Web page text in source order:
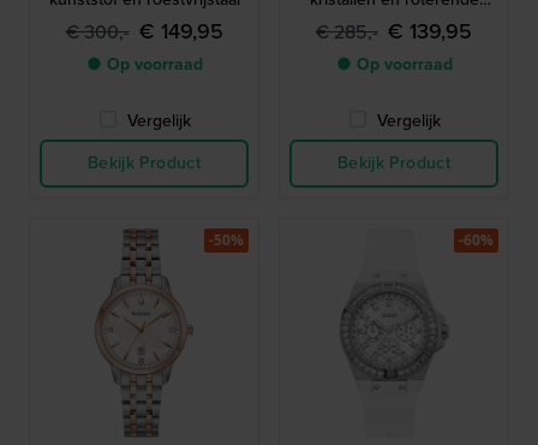
€ 300,- € 149,95
● Op voorraad
Vergelijk
Bekijk Product
bloem wijzerplaat
€ 285,- € 139,95
● Op voorraad
Vergelijk
Bekijk Product
-50% -60%